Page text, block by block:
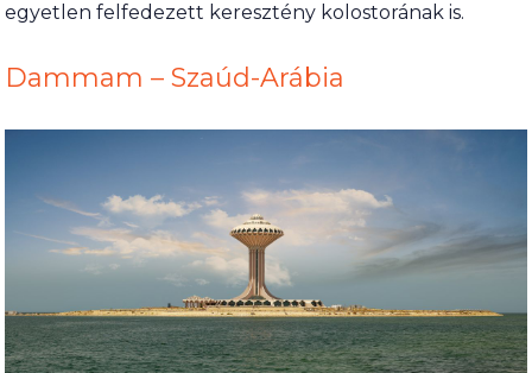
egyetlen felfedezett keresztény kolostorának is.
Dammam – Szaúd-Arábia